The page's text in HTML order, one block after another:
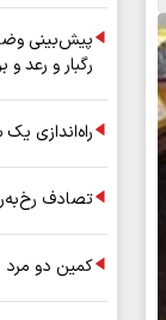
پیش‌بینی
رگبار و رعد
راه‌اندازی
تصادف رخ‌به‌رخ ۲ خودرو سمند/ ۴ سرنشین جان
کمین دو مرد